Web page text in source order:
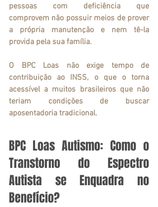
pessoas com deficiência que
comprovem não possuir meios de prover
a própria manutenção e nem tê-la
provida pela sua família.
O BPC Loas não exige tempo de
contribuição ao INSS, o que o torna
acessível a muitos brasileiros que não
teriam condições de buscar
aposentadoria tradicional.
BPC Loas Autismo: Como o
Transtorno do Espectro
Autista se Enquadra no
Benefício?